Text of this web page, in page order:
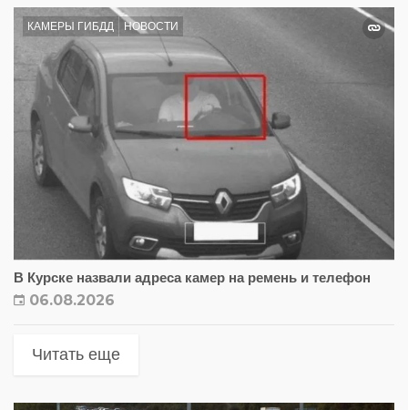
КАМЕРЫ ГИБДД НОВОСТИ
В Курске назвали адреса камер на ремень и телефон
06.08.2026
Читать еще